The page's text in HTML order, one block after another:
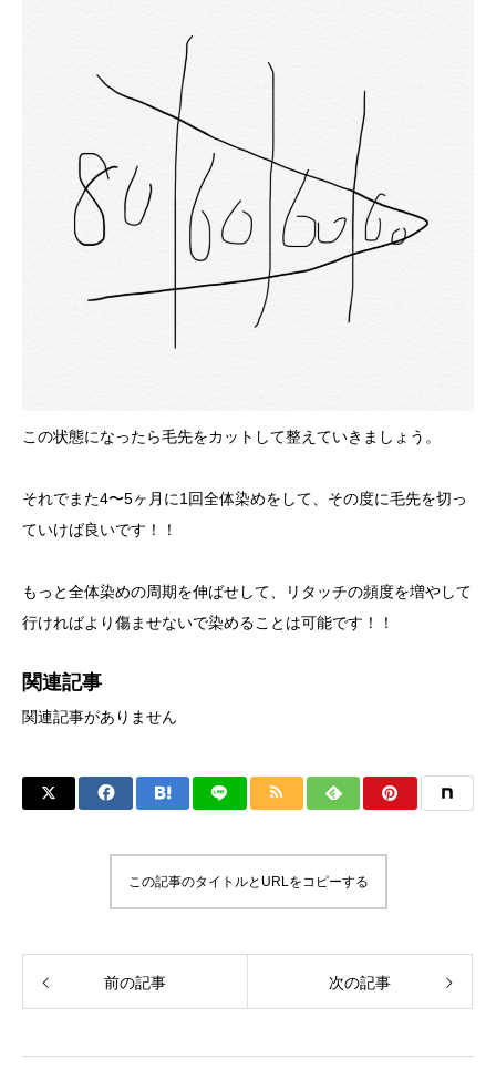
この状態になったら毛先をカットして整えていきましょう。
それでまた4〜5ヶ月に1回全体染めをして、その度に毛先を切っ
ていけば良いです！！
もっと全体染めの周期を伸ばせして、リタッチの頻度を増やして
行ければより傷ませないで染めることは可能です！！
関連記事
関連記事がありません
この記事のタイトルとURLをコピーする
前の記事 次の記事